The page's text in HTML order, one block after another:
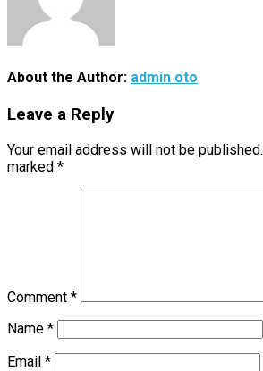
About the Author: admin oto
Leave a Reply
Your email address will not be published.
marked *
Comment *
Name *
Email *